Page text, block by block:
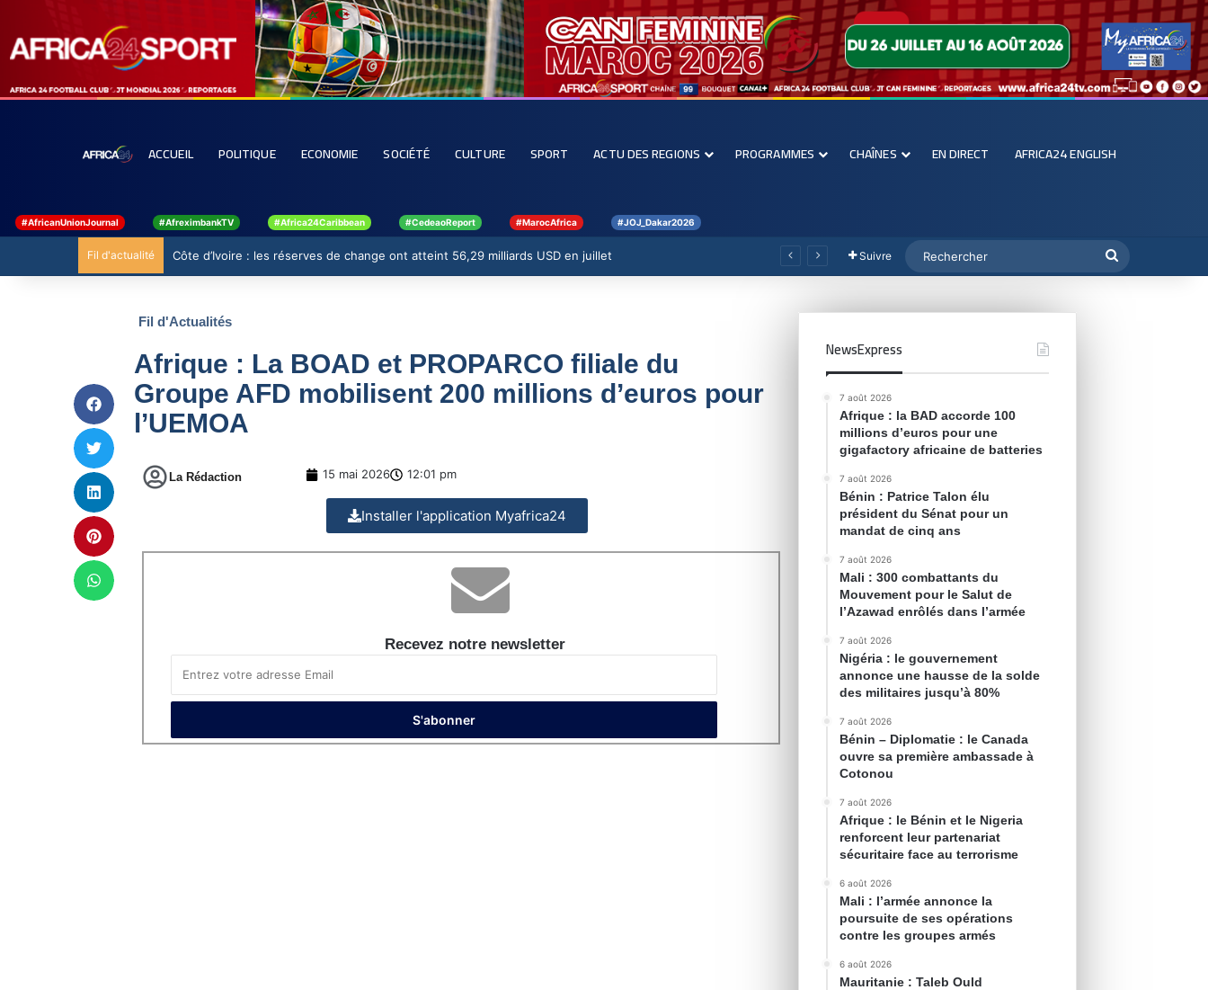
ACCUEIL POLITIQUE ECONOMIE SOCIÉTÉ CULTURE SPORT ACTU DES REGIONS PROGRAMMES CHAÎNES EN DIRECT AFRICA24 ENGLISH
#AfricanUnionJournal #AfreximbankTV #Africa24Caribbean #CedeaoReport #MarocAfrica #JOJ_Dakar2026
Fil d'actualité Côte d’Ivoire : les réserves de change ont atteint 56,29 milliards USD en juillet Suivre
Fil d'Actualités
Afrique : La BOAD et PROPARCO filiale du
Groupe AFD mobilisent 200 millions d’euros pour
l’UEMOA
La Rédaction 15 mai 2026 12:01 pm
Installer l'application Myafrica24
Recevez notre newsletter
NewsExpress
7 août 2026
Afrique : la BAD accorde 100
millions d’euros pour une
gigafactory africaine de batteries
7 août 2026
Bénin : Patrice Talon élu
président du Sénat pour un
mandat de cinq ans
7 août 2026
Mali : 300 combattants du
Mouvement pour le Salut de
l’Azawad enrôlés dans l’armée
7 août 2026
Nigéria : le gouvernement
annonce une hausse de la solde
des militaires jusqu’à 80%
7 août 2026
Bénin – Diplomatie : le Canada
ouvre sa première ambassade à
Cotonou
7 août 2026
Afrique : le Bénin et le Nigeria
renforcent leur partenariat
sécuritaire face au terrorisme
6 août 2026
Mali : l’armée annonce la
poursuite de ses opérations
contre les groupes armés
6 août 2026
Mauritanie : Taleb Ould